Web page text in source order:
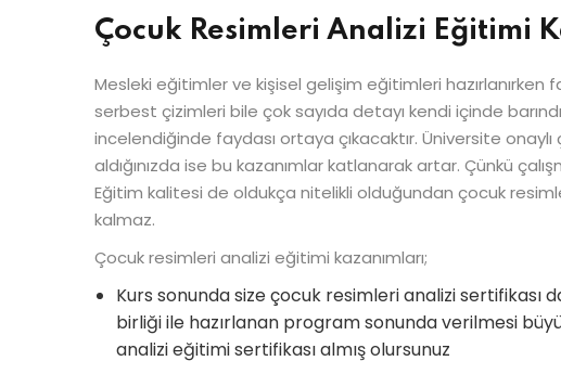
Çocuk Resimleri Analizi Eğitimi
Mesleki eğitimler ve kişisel gelişim eğitimleri hazırlanırken
serbest çizimleri bile çok sayıda detayı kendi içinde
incelendiğinde faydası ortaya çıkacaktır. Üniversite
aldığınızda ise bu kazanımlar katlanarak artar. Çünkü
Eğitim kalitesi de oldukça nitelikli olduğundan çocuk
kalmaz.
Çocuk resimleri analizi eğitimi kazanımları;
Kurs sonunda size çocuk resimleri analizi sertifikası
birliği ile hazırlanan program sonunda verilmesi
analizi eğitimi sertifikası almış olursunuz